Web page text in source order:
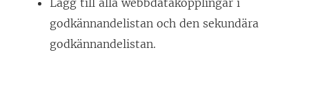
godkännandelistan och den sekundära
godkännandelistan.